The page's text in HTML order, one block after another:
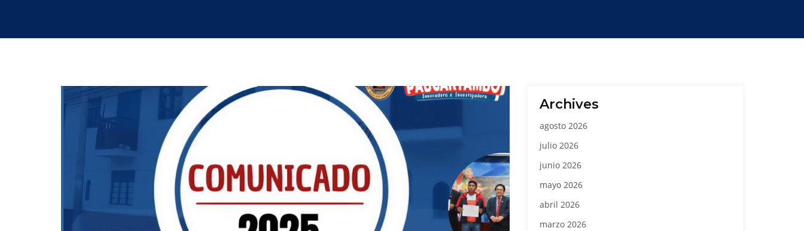
Archives
agosto 2026
julio 2026
junio 2026
mayo 2026
abril 2026
marzo 2026